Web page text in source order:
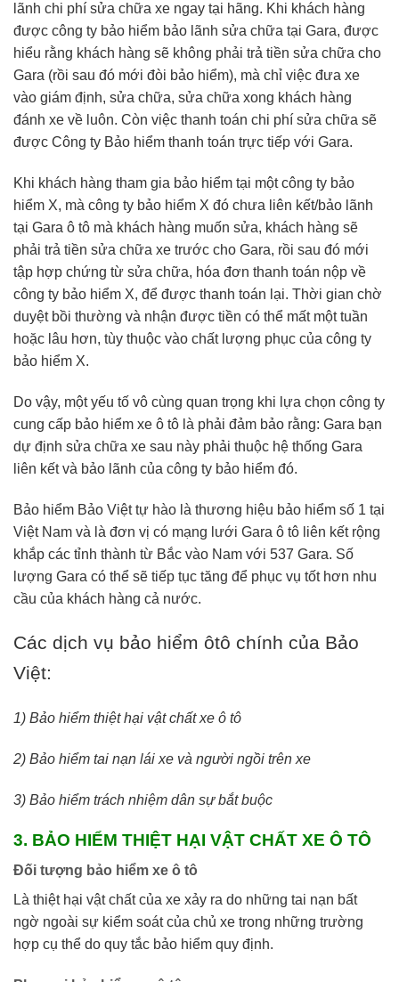
lãnh chi phí sửa chữa xe ngay tại hãng. Khi khách hàng
được công ty bảo hiểm bảo lãnh sửa chữa tại Gara, được
hiểu rằng khách hàng sẽ không phải trả tiền sửa chữa cho
Gara (rồi sau đó mới đòi bảo hiểm), mà chỉ việc đưa xe
vào giám định, sửa chữa, sửa chữa xong khách hàng
đánh xe về luôn. Còn việc thanh toán chi phí sửa chữa sẽ
được Công ty Bảo hiểm thanh toán trực tiếp với Gara.
Khi khách hàng tham gia bảo hiểm tại một công ty bảo
hiểm X, mà công ty bảo hiểm X đó chưa liên kết/bảo lãnh
tại Gara ô tô mà khách hàng muốn sửa, khách hàng sẽ
phải trả tiền sửa chữa xe trước cho Gara, rồi sau đó mới
tập hợp chứng từ sửa chữa, hóa đơn thanh toán nộp về
công ty bảo hiểm X, để được thanh toán lại. Thời gian chờ
duyệt bồi thường và nhận được tiền có thể mất một tuần
hoặc lâu hơn, tùy thuộc vào chất lượng phục của công ty
bảo hiểm X.
Do vậy, một yếu tố vô cùng quan trọng khi lựa chọn công ty
cung cấp bảo hiểm xe ô tô là phải đảm bảo rằng: Gara bạn
dự định sửa chữa xe sau này phải thuộc hệ thống Gara
liên kết và bảo lãnh của công ty bảo hiểm đó.
Bảo hiểm Bảo Việt tự hào là thương hiệu bảo hiểm số 1 tại
Việt Nam và là đơn vị có mạng lưới Gara ô tô liên kết rộng
khắp các tỉnh thành từ Bắc vào Nam với 537 Gara. Số
lượng Gara có thể sẽ tiếp tục tăng để phục vụ tốt hơn nhu
cầu của khách hàng cả nước.
Các dịch vụ bảo hiểm ôtô chính của Bảo
Việt:
1) Bảo hiểm thiệt hại vật chất xe ô tô
2) Bảo hiểm tai nạn lái xe và người ngồi trên xe
3) Bảo hiểm trách nhiệm dân sự bắt buộc
3. BẢO HIỂM THIỆT HẠI VẬT CHẤT XE Ô TÔ
Đối tượng bảo hiểm xe ô tô
Là thiệt hại vật chất của xe xảy ra do những tai nạn bất
ngờ ngoài sự kiểm soát của chủ xe trong những trường
hợp cụ thể do quy tắc bảo hiểm quy định.